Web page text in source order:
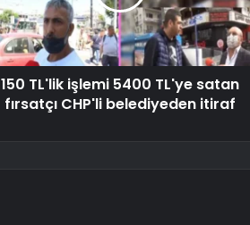
150 TL'lik işlemi 5400 TL'ye satan
fırsatçı CHP'li belediyeden itiraf